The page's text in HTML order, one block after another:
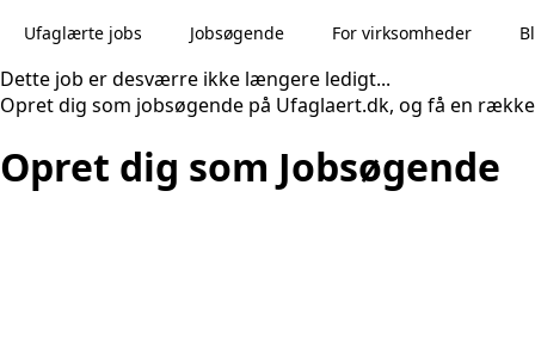
Ufaglærte jobs Jobsøgende For virksomheder
Dette job er desværre ikke længere ledigt...
Opret dig som jobsøgende på Ufaglaert.dk, og få en
Opret dig som Jobsøgende